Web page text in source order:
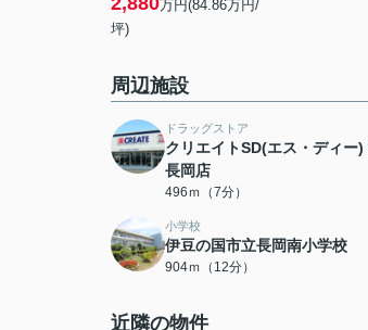
万円(84.86万円/
坪)
周辺施設
ドラッグストア
クリエイトSD(エス・ディー)
長岡店
496ｍ（7分）
小学校
伊豆の国市立長岡南小学校
904ｍ（12分）
近隣の物件